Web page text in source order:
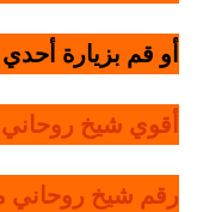
أو قم بزيارة
أقوي شيخ
رقم شيخ